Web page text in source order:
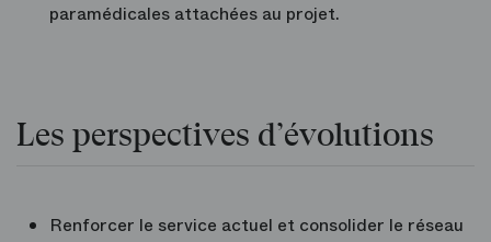
paramédicales attachées au projet.
Les perspectives d’évolutions
Renforcer le service actuel et consolider le réseau